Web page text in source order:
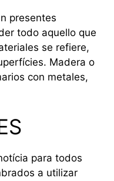
presentes
todo aquello que
se refiere,
Madera o
con metales,
para todos
a utilizar